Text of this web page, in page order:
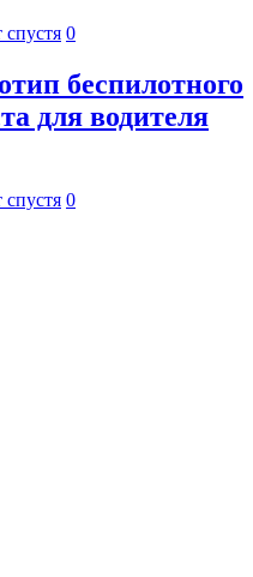
спустя 0
беспилотного
для водителя
спустя 0